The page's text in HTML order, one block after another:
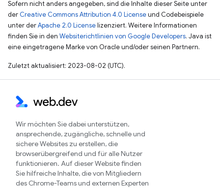
Sofern nicht anders angegeben, sind die Inhalte dieser Seite unter
der Creative Commons Attribution 4.0 Licenseund Codebeispiele
unter derApache 2.0 Licenselizenziert. Weitere Informationen
finden Sie in den Websiterichtlinien von Google Developers. Java ist
eine eingetragene Marke von Oracle und/oder seinen Partnern.
Zuletzt aktualisiert: 2023-08-02 (UTC).
Wir möchten Sie dabei unterstützen,
ansprechende, zugängliche, schnelle und
sichere Websites zu erstellen, die
browserübergreifend und für alle Nutzer
funktionieren. Auf dieser Website finden
Sie hilfreiche Inhalte, die von Mitgliedern
des Chrome-Teams und externen Experten